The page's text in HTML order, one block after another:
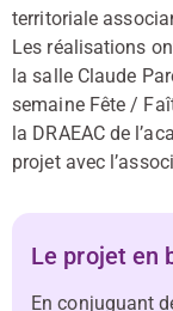
territoriale
Les réalisations
la salle Claude
semaine Fête /
la DRAEAC de
projet avec
Le projet en
En conjuguant